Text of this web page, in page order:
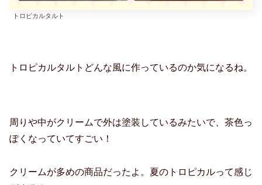
トロピカルタルト
トロピカルタルトどんな風に作っているのか気になるね。
周りや中がクリームで外は塗装しているみたいで、茶色っ
ぽくなっていてすごい！
クリームが多めの商品だったよ。夏のトロピカルって感じ